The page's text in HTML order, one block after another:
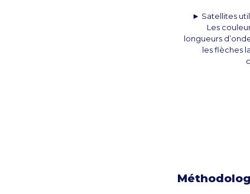
► Satellites
Les
longueurs
les flèches